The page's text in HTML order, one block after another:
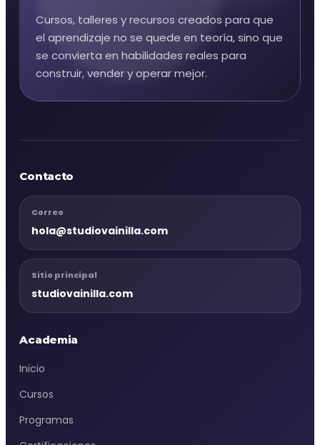
Cursos, talleres y recursos creados para que
el aprendizaje no se quede en teoría, sino que
se convierta en habilidades reales para
construir, vender y operar mejor.
Contacto
Correo
hola@studiovainilla.com
Sitio principal
studiovainilla.com
Academia
Inicio
Cursos
Programas